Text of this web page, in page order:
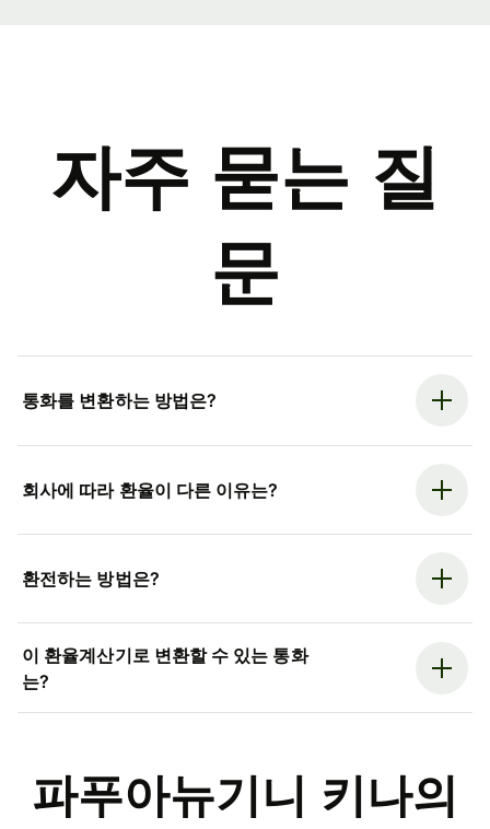
자주 묻는 질
문
통화를 변환하는 방법은?
회사에 따라 환율이 다른 이유는?
환전하는 방법은?
이 환율계산기로 변환할 수 있는 통화
는?
파푸아뉴기니 키나의